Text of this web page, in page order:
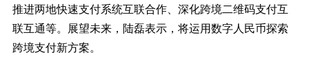
推进两地快速支付系统互联合作、深化跨境二维码支付互
联互通等。展望未来，陆磊表示，将运用数字人民币探索
跨境支付新方案。